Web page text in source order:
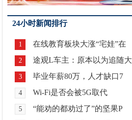
24小时新闻排行
1 在线教育板块大涨“宅娃”在
2 途观L车主：原本以为追随大
3 毕业年薪80万，人才缺口7
4 Wi-Fi是否会被5G取代
5 “能劝的都劝过了”的坚果P